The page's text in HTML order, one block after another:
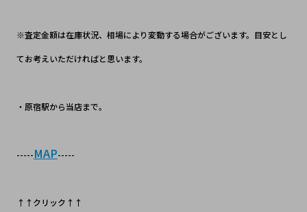
※査定金額は在庫状況、相場により変動する場合がございます。目安とし
てお考えいただければと思います。
・原宿駅から当店まで。
-----MAP-----
↑↑クリック↑↑